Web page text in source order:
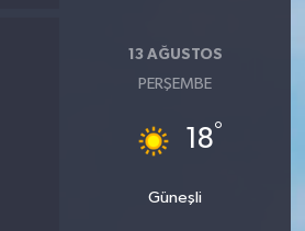
13 AĞUSTOS
PERŞEMBE
18°
Güneşli